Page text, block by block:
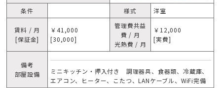
条件 様式 洋室
賃料 / 月
[保証金]
￥41,000
[30,000]
管理費共益
費 / 月
光熱費 / 月
￥12,000
[実費]
備考
部屋設備
ミニキッチン・押入付き 調理器具、食器類、冷蔵庫、
エアコン、ヒーター、こたつ、LANケーブル、WiFi完備